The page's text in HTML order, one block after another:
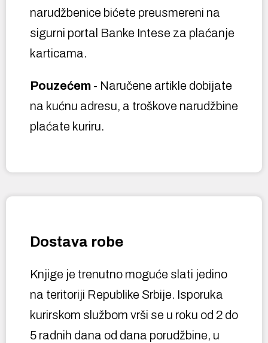
narudžbenice bićete preusmereni na
sigurni portal Banke Intese za plaćanje
karticama.
Pouzećem - Naručene artikle dobijate
na kućnu adresu, a troškove narudžbine
plaćate kuriru.
Dostava robe
Knjige je trenutno moguće slati jedino
na teritoriji Republike Srbije. Isporuka
kurirskom službom vrši se u roku od 2 do
5 radnih dana od dana porudžbine, u